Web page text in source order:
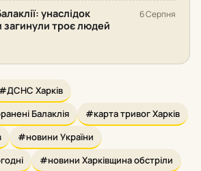
унаслідок
загинули троє людей
6 Серпня
#ДСНС Харків
Балаклія
#карта тривог Харків
#новини України
#новини Харківщина обстріли